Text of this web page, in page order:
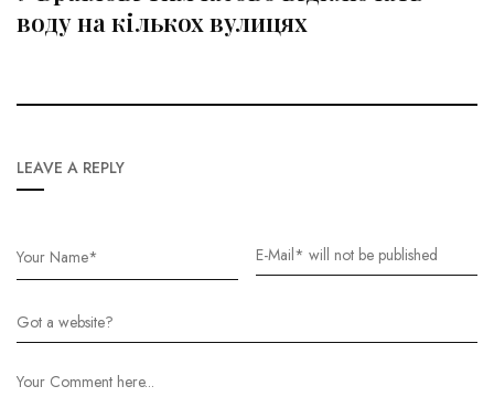
воду на кількох вулицях
LEAVE A REPLY